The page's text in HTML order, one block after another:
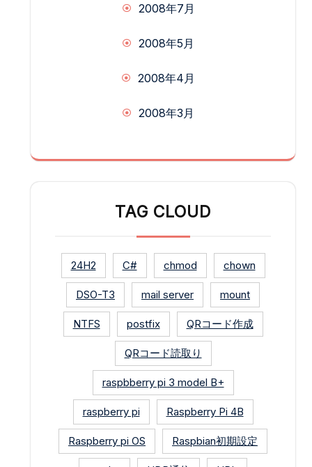
2008年7月
2008年5月
2008年4月
2008年3月
TAG CLOUD
24H2 C# chmod chown
DSO-T3 mail server mount
NTFS postfix QRコード作成
QRコード読取り
raspbberry pi 3 model B+
raspberry pi Raspberry Pi 4B
Raspberry pi OS Raspbian初期設定